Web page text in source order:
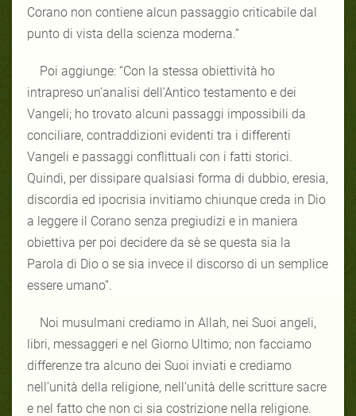
Corano non contiene alcun passaggio criticabile dal
punto di vista della scienza moderna.”
Poi aggiunge: “Con la stessa obiettività ho
intrapreso un’analisi dell’Antico testamento e dei
Vangeli; ho trovato alcuni passaggi impossibili da
conciliare, contraddizioni evidenti tra i differenti
Vangeli e passaggi conflittuali con i fatti storici.
Quindi, per dissipare qualsiasi forma di dubbio, eresia,
discordia ed ipocrisia invitiamo chiunque creda in Dio
a leggere il Corano senza pregiudizi e in maniera
obiettiva per poi decidere da sè se questa sia la
Parola di Dio o se sia invece il discorso di un semplice
essere umano”.
Noi musulmani crediamo in Allah, nei Suoi angeli,
libri, messaggeri e nel Giorno Ultimo; non facciamo
differenze tra alcuno dei Suoi inviati e crediamo
nell’unità della religione, nell’unità delle scritture sacre
e nel fatto che non ci sia costrizione nella religione.